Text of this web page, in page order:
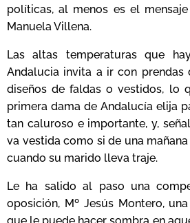
políticas, al menos es el
Manuela Villena.
Las altas temperaturas que
Andalucia invita a ir con prendas
diseños de faldas o vestidos, lo
primera dama de Andalucía elija
tan caluroso e importante, y,
va vestida como si de una
cuando su marido lleva traje.
Le ha salido al paso una
oposición, Mº Jesús Montero,